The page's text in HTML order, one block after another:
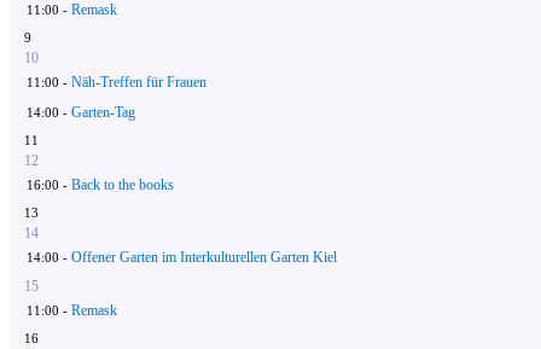
11:00 - Remask
9
10
11:00 - Näh-Treffen für Frauen
14:00 - Garten-Tag
11
12
16:00 - Back to the books
13
14
14:00 - Offener Garten im Interkulturellen Garten Kiel
15
11:00 - Remask
16